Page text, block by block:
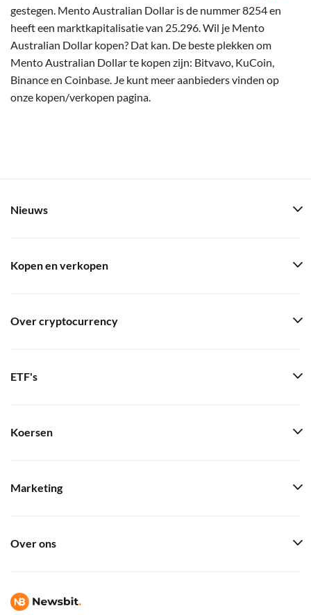
gestegen. Mento Australian Dollar is de nummer 8254 en
heeft een marktkapitalisatie van 25.296. Wil je Mento
Australian Dollar kopen? Dat kan. De beste plekken om
Mento Australian Dollar te kopen zijn: Bitvavo, KuCoin,
Binance en Coinbase. Je kunt meer aanbieders vinden op
onze kopen/verkopen pagina.
Nieuws
Kopen en verkopen
Over cryptocurrency
ETF's
Koersen
Marketing
Over ons